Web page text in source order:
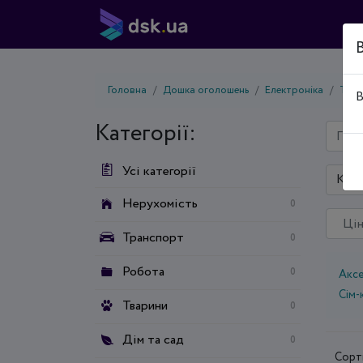
Головна Дошка оголошень Електроніка
Категорії:
Усі категорії
Нерухомість
0
Транспорт 0
Робота 0
Тварини 0
Дім та сад 0